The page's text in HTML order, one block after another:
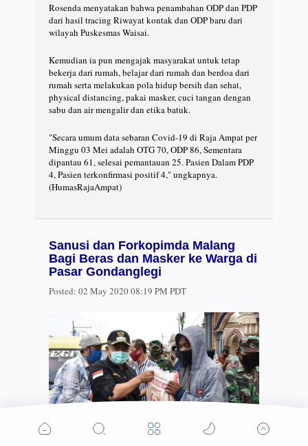
Rosenda menyatakan bahwa penambahan ODP dan PDP
dari hasil tracing Riwayat kontak dan ODP baru dari
wilayah Puskesmas Waisai.
Kemudian ia pun mengajak masyarakat untuk tetap
bekerja dari rumah, belajar dari rumah dan berdoa dari
rumah serta melakukan pola hidup bersih dan sehat,
physical distancing, pakai masker, cuci tangan dengan
sabu dan air mengalir dan etika batuk.
"Secara umum data sebaran Covid-19 di Raja Ampat per
Minggu 03 Mei adalah OTG 70, ODP 86, Sementara
dipantau 61, selesai pemantauan 25. Pasien Dalam PDP
4, Pasien terkonfirmasi positif 4," ungkapnya.
(HumasRajaAmpat)
Sanusi dan Forkopimda Malang
Bagi Beras dan Masker ke Warga di
Pasar Gondanglegi
Posted: 02 May 2020 08:19 PM PDT